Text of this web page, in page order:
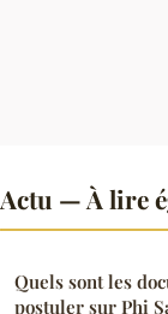
Actu — À lire
Quels sont les
postuler sur Phi